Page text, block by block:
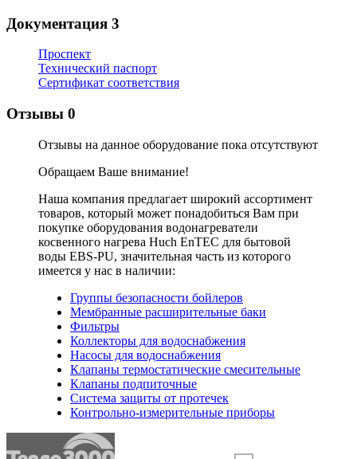
Документация 3
Проспект
Технический паспорт
Сертификат соответствия
Отзывы 0
Отзывы на данное оборудование пока отсутствуют
Обращаем Ваше внимание!
Наша компания предлагает широкий ассортимент
товаров, который может понадобиться Вам при
покупке оборудования водонагреватели
косвенного нагрева Huch EnTEC для бытовой
воды EBS-PU, значительная часть из которого
имеется у нас в наличии:
Группы безопасности бойлеров
Мембранные расширительные баки
Фильтры
Коллекторы для водоснабжения
Насосы для водоснабжения
Клапаны термостатические смесительные
Клапаны подпиточные
Система защиты от протечек
Контрольно-измерительные приборы